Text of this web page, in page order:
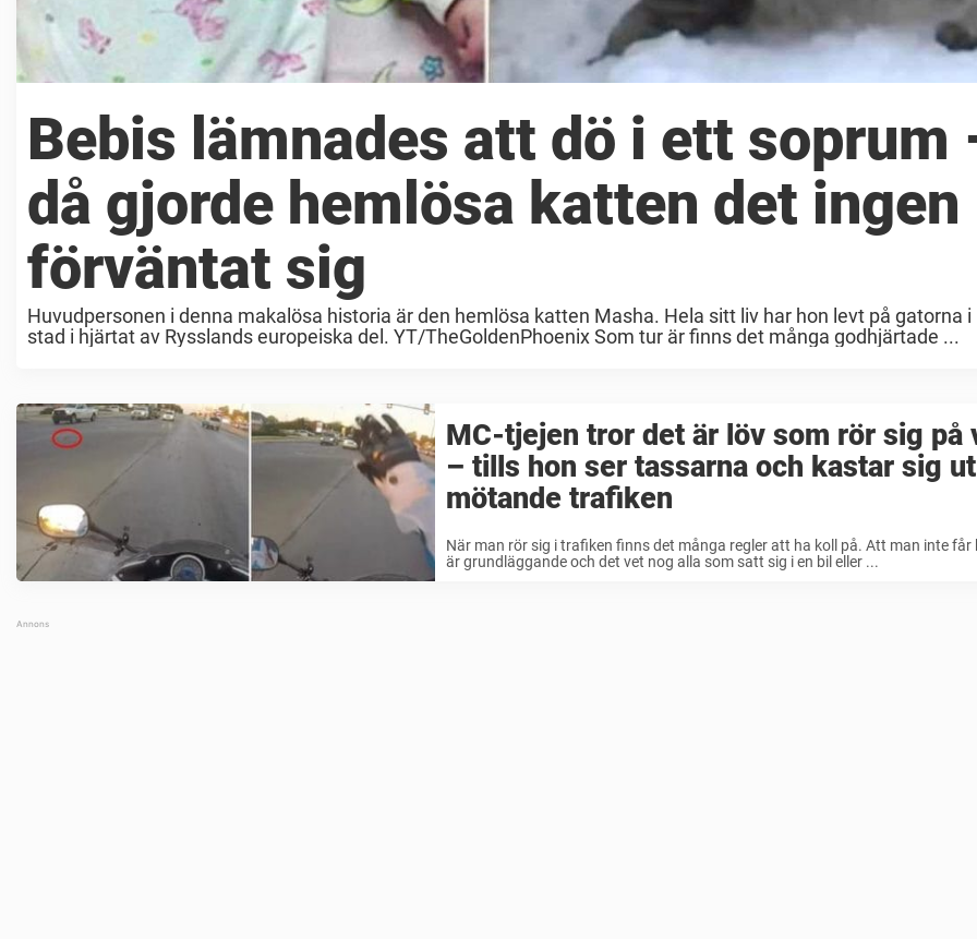
Bebis lämnades att dö i ett soprum
då gjorde hemlösa katten det ingen
förväntat sig
Huvudpersonen i denna makalösa historia är den hemlösa katten Masha. Hela sitt liv har hon levt på gatorna i
stad i hjärtat av Rysslands europeiska del. YT/TheGoldenPhoenix Som tur är finns det många godhjärtade ...
MC-tjejen tror det är löv som rör sig på
– tills hon ser tassarna och kastar sig
mötande trafiken
När man rör sig i trafiken finns det många regler att ha koll på. Att man inte
är grundläggande och det vet nog alla som satt sig i en bil eller ...